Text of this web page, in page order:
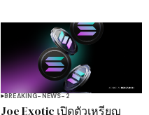
BREAKING-NEWS-2
Joe Exotic เปิดตัวเหรียญ